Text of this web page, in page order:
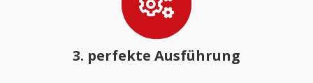
3. perfekte Ausführung